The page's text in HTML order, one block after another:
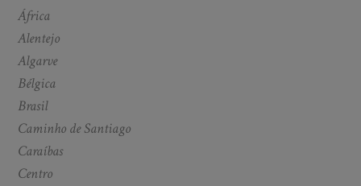
África
Alentejo
Algarve
Bélgica
Brasil
Caminho de Santiago
Caraíbas
Centro